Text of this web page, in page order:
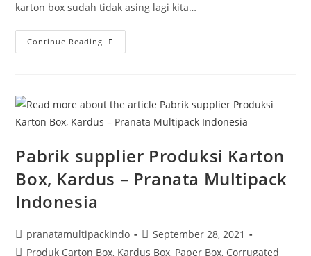
karton box sudah tidak asing lagi kita…
Continue Reading
Pabrik supplier Produksi Karton
Box, Kardus – Pranata Multipack
Indonesia
pranatamultipackindo
September 28, 2021
Produk Carton Box, Kardus Box, Paper Box, Corrugated